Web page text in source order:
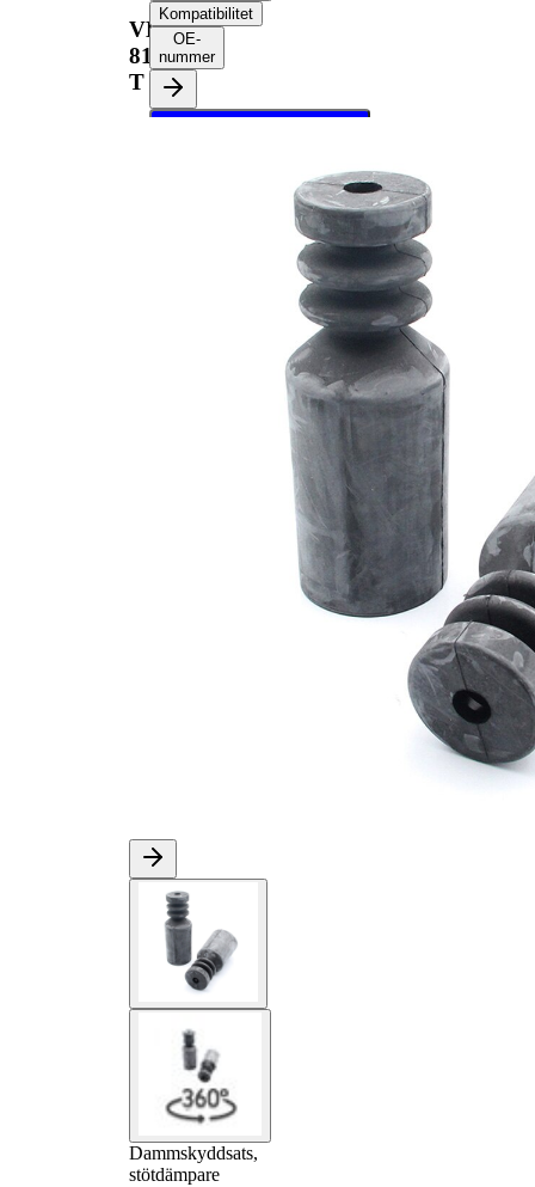
VKDP
81200
T
Dammskyddsats,
stötdämpare
Kompatibilitet
OE-
nummer
Välj ditt fordon för att